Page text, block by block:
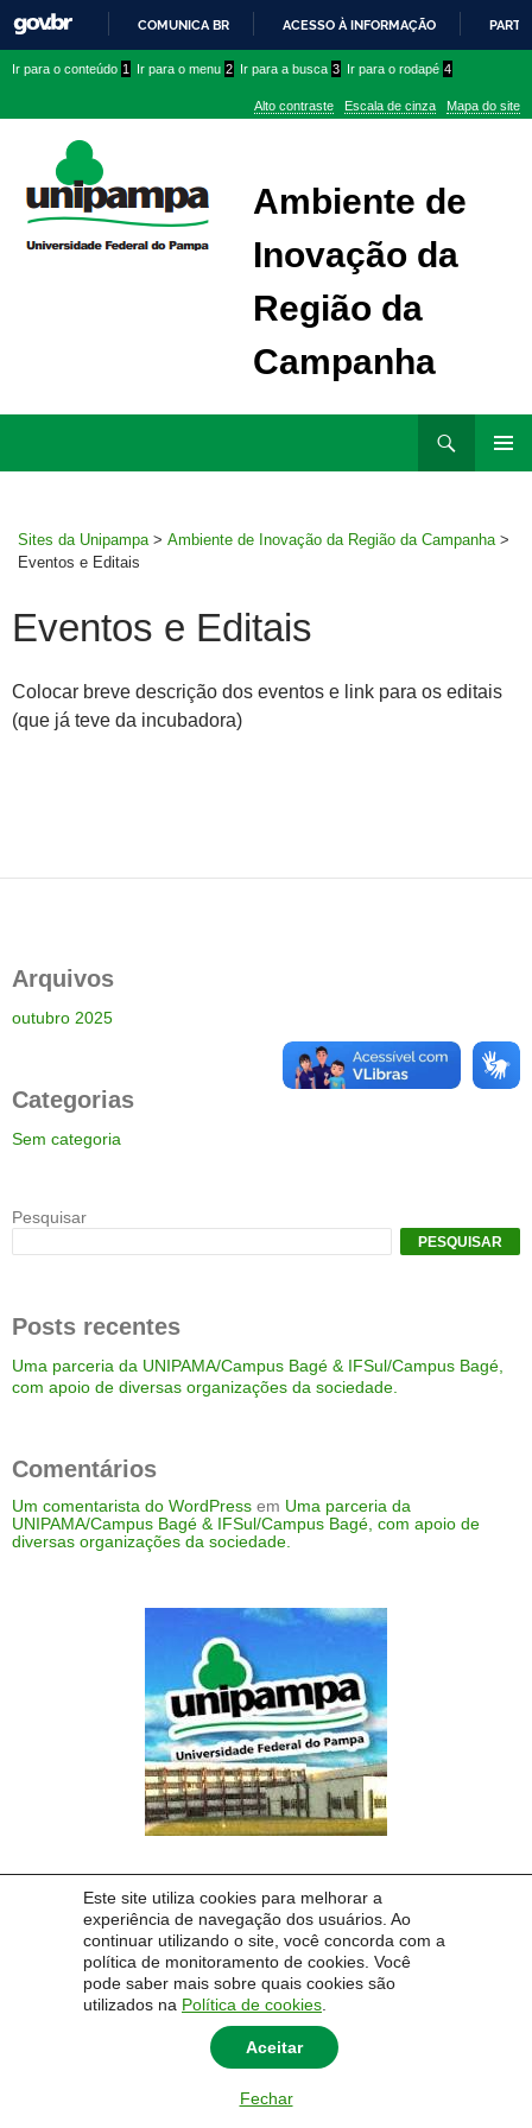
Este site utiliza cookies para melhorar a
experiência de navegação dos usuários. Ao
continuar utilizando o site, você concorda com a
política de monitoramento de cookies. Você
pode saber mais sobre quais cookies são
utilizados na Política de cookies
Aceitar
Fechar
PARA
CONTEÚDO
COMUNICA BR ACESSO À INFORMAÇÃO
conteúdo
menu
superior
menu
Ir para o conteúdo 1 Ir para o menu 2 Ir para a busca 3 Ir para o rodapé 4
Alto contraste Escala de cinza Mapa do site
Ambiente de
Inovação da
Região da
Campanha
Sites da Unipampa > Ambiente de Inovação da Região da Campanha >
Eventos e Editais
Eventos e Editais
Colocar breve descrição dos eventos e link para os editais
(que já teve da incubadora)
Arquivos
outubro 2025
Categorias
Sem categoria
Pesquisar
PESQUISAR
Posts recentes
Uma parceria da UNIPAMA/Campus Bagé & IFSul/Campus Bagé,
com apoio de diversas organizações da sociedade.
Comentários
Um comentarista do WordPress em Uma parceria da
UNIPAMA/Campus Bagé & IFSul/Campus Bagé, com apoio de
diversas organizações da sociedade.
© 2014 Universidade Federal do Pampa - UNIPAMPA